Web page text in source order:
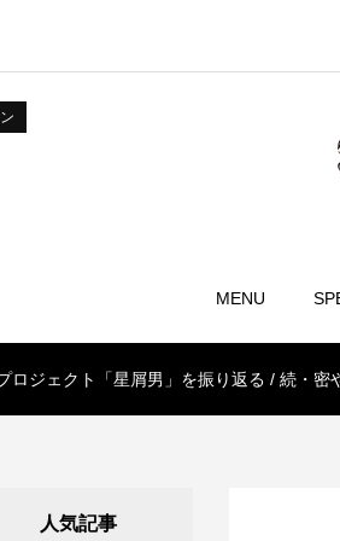
MENU
ジェクト「星屑男」を振り返る / 続・密
人気記事